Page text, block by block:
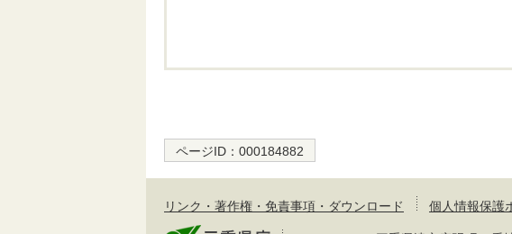
ページID： 000184882
リンク・著作権・免責事項・ダウンロード 個人情報保護